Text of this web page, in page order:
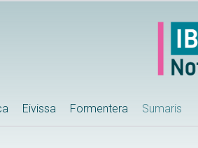
Eivissa Formentera Sumaris